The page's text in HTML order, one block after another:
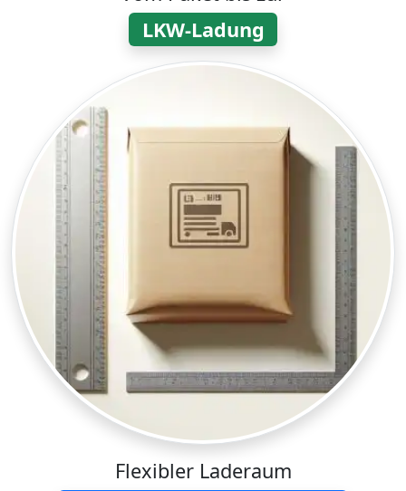
LKW-Ladung
Flexibler Laderaum